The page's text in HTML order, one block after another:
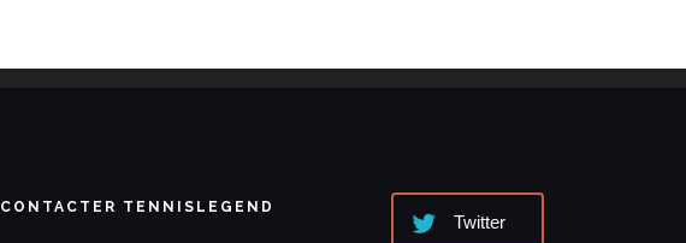
CONTACTER TENNISLEGEND
Twitter